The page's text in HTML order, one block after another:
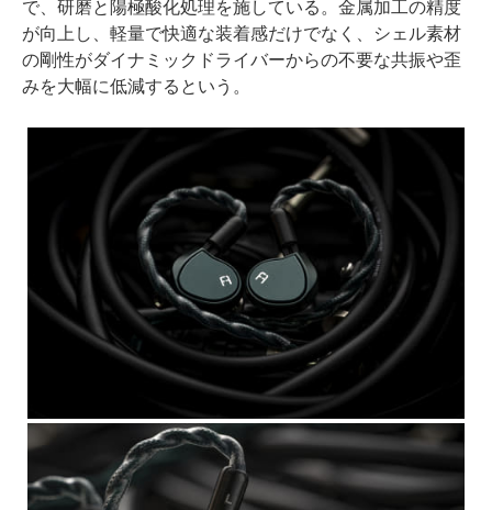
で、研磨と陽極酸化処理を施している。金属加工の精度
が向上し、軽量で快適な装着感だけでなく、シェル素材
の剛性がダイナミックドライバーからの不要な共振や歪
みを大幅に低減するという。